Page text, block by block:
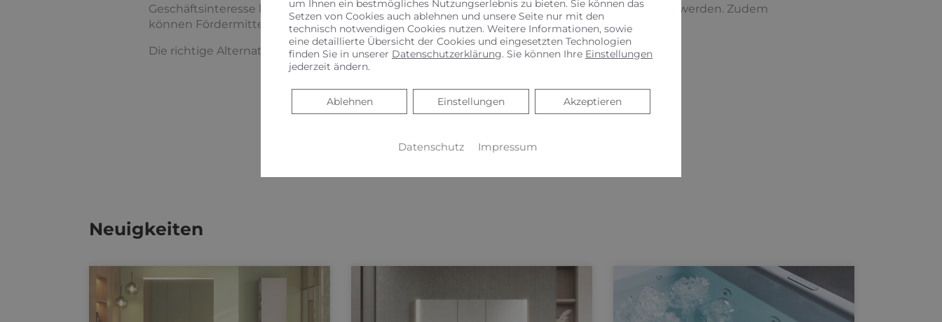
Geschäftsinteresse liegen. Oft müssen die Potenziale von erneuerbaren Energien nur erkannt werden. Zudem
können Fördermittel vom Staat beantragt werden.
Die richtige Alternative: für Ihr Unternehmen, für die Umwelt, für Sie!
Neuigkeiten
um Ihnen ein bestmögliches Nutzungserlebnis zu bieten. Sie können das
Setzen von Cookies auch ablehnen und unsere Seite nur mit den
technisch notwendigen Cookies nutzen. Weitere Informationen, sowie
eine detaillierte Übersicht der Cookies und eingesetzten Technologien
finden Sie in unserer Datenschutzerklärung. Sie können Ihre Einstellungen
jederzeit ändern.
Akzeptieren
Einstellungen
Ablehnen
Ablehnen
Datenschutz Impressum